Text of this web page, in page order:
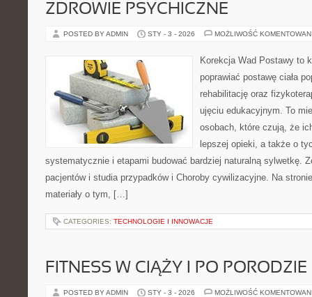
ZDROWIE PSYCHICZNE
POSTED BY ADMIN STY - 3 - 2026 MOŻLIWOŚĆ
Korekcja Wad Postawy to
poprawiać postawę ciała
rehabilitację oraz
ujęciu edukacyjnym. To
osobach, które czują, że
lepszej opieki, a także o
systematycznie i etapami budować bardziej naturalną sylwetkę.
pacjentów i studia przypadków i Choroby cywilizacyjne. Na
materiały o tym, […]
CATEGORIES: TECHNOLOGIE I INNOWACJE
FITNESS W CIĄŻY I PO PORODZIE
POSTED BY ADMIN STY - 3 - 2026 MOŻLIWOŚĆ